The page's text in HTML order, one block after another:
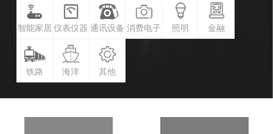
智能家居 仪表仪器 通讯设备 消费电子 照明 金融
铁路 海洋 其他